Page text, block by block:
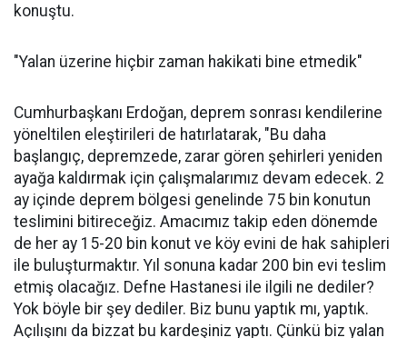
konuştu.
"Yalan üzerine hiçbir zaman hakikati bine etmedik"
Cumhurbaşkanı Erdoğan, deprem sonrası kendilerine
yöneltilen eleştirileri de hatırlatarak, "Bu daha
başlangıç, depremzede, zarar gören şehirleri yeniden
ayağa kaldırmak için çalışmalarımız devam edecek. 2
ay içinde deprem bölgesi genelinde 75 bin konutun
teslimini bitireceğiz. Amacımız takip eden dönemde
de her ay 15-20 bin konut ve köy evini de hak sahipleri
ile buluşturmaktır. Yıl sonuna kadar 200 bin evi teslim
etmiş olacağız. Defne Hastanesi ile ilgili ne dediler?
Yok böyle bir şey dediler. Biz bunu yaptık mı, yaptık.
Açılışını da bizzat bu kardeşiniz yaptı. Çünkü biz yalan